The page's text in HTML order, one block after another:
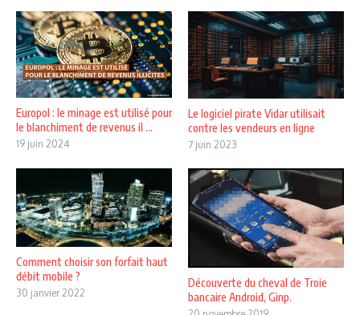
Europol : le minage est utilisé pour
le blanchiment de revenus il ...
19 juin 2024
Le logiciel pirate Vidar utilisait
contre les vendeurs en ligne
7 juin 2023
Comment choisir son forfait haut
débit mobile ?
30 janvier 2022
Découverte du cheval de Troie
bancaire Android, Ginp.